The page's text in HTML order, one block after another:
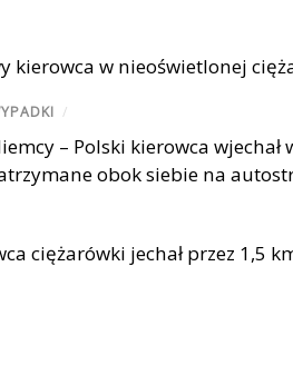
kierowca w nieoświetlonej
/
– Polski kierowca
obok siebie na
ciężarówki jechał przez 1,5